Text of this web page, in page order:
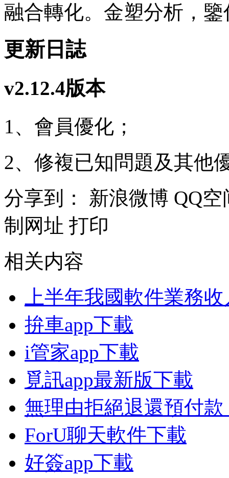
融合轉化。金塑分析，
更新日誌
v2.12.4版本
1、會員優化；
2、修複已知問題及其他
分享到：
新浪微博 QQ空
制网址 打印
相关内容
上半年我國軟件業務
拚車app下載
i管家app下載
覓訊app最新版下載
無理由拒絕退還預付
ForU聊天軟件下載
好簽app下載